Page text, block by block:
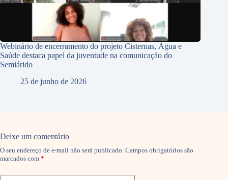
Webinário de encerramento do projeto Cisternas, Água e
Saúde destaca papel da juventude na comunicação do
Semiárido
25 de junho de 2026
Deixe um comentário
O seu endereço de e-mail não será publicado. Campos obrigatórios são
marcados com *